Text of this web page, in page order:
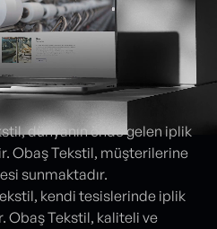
dünyanın önde gelen iplik
Obaş Tekstil, müşterilerine
sunmaktadır.
kendi tesislerinde iplik
Obaş Tekstil, kaliteli ve